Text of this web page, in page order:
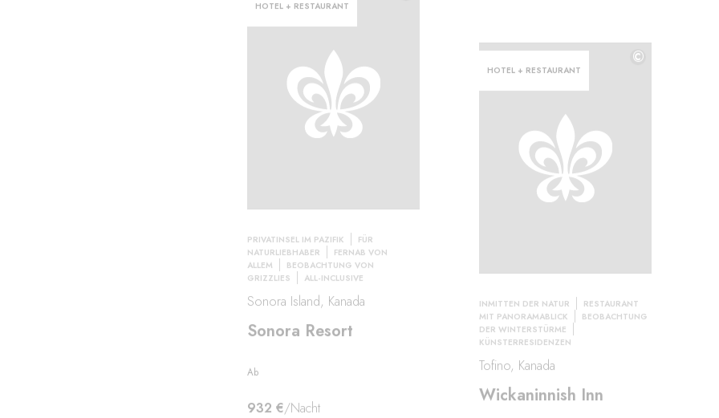
HOTEL + RESTAURANT
PRIVATINSEL IM PAZIFIK
FÜR
NATURLIEBHABER
FERNAB VON
ALLEM
BEOBACHTUNG VON
GRIZZLIES
ALL-INCLUSIVE
Sonora Island, Kanada
Sonora Resort
Ab
932 €/Nacht
HOTEL + RESTAURANT
©
INMITTEN DER NATUR
RESTAURANT
MIT PANORAMABLICK
BEOBACHTUNG
DER WINTERSTÜRME
KÜNSTERRESIDENZEN
Tofino, Kanada
Wickaninnish Inn